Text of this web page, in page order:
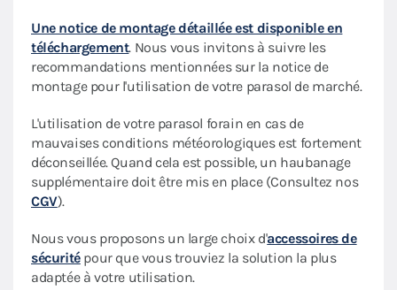
Une notice de montage détaillée est disponible en
téléchargement. Nous vous invitons à suivre les
recommandations mentionnées sur la notice de
montage pour l'utilisation de votre parasol de marché.
L'utilisation de votre parasol forain en cas de
mauvaises conditions météorologiques est fortement
déconseillée. Quand cela est possible, un haubanage
supplémentaire doit être mis en place (Consultez nos
CGV).
Nous vous proposons un large choix d'accessoires de
sécuritépour que vous trouviez la solution la plus
adaptée à votre utilisation.